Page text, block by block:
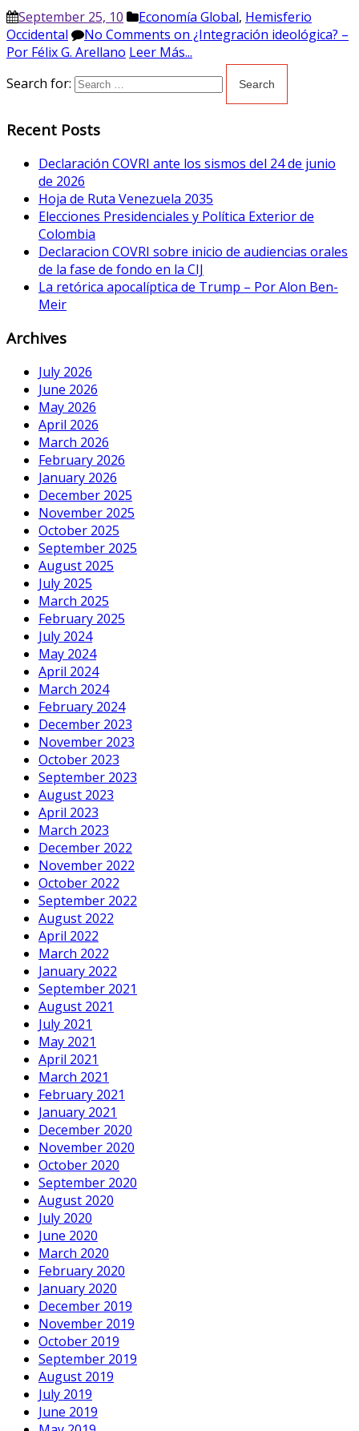
September 25, 10 Economía Global, Hemisferio
Occidental
No Comments on ¿Integración ideológica? –
Por Félix G. Arellano Leer Más...
Search for:
Recent Posts
Declaración COVRI ante los sismos del 24 de junio
de 2026
Hoja de Ruta Venezuela 2035
Elecciones Presidenciales y Política Exterior de
Colombia
Declaracion COVRI sobre inicio de audiencias orales
de la fase de fondo en la CIJ
La retórica apocalíptica de Trump – Por Alon Ben-
Meir
Archives
July 2026
June 2026
May 2026
April 2026
March 2026
February 2026
January 2026
December 2025
November 2025
October 2025
September 2025
August 2025
July 2025
March 2025
February 2025
July 2024
May 2024
April 2024
March 2024
February 2024
December 2023
November 2023
October 2023
September 2023
August 2023
April 2023
March 2023
December 2022
November 2022
October 2022
September 2022
August 2022
April 2022
March 2022
January 2022
September 2021
August 2021
July 2021
May 2021
April 2021
March 2021
February 2021
January 2021
December 2020
November 2020
October 2020
September 2020
August 2020
July 2020
June 2020
March 2020
February 2020
January 2020
December 2019
November 2019
October 2019
September 2019
August 2019
July 2019
June 2019